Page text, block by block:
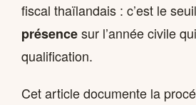
fiscal thaïlandais : c’est le
présencesur l’année civile
qualification.
Cet article documente la